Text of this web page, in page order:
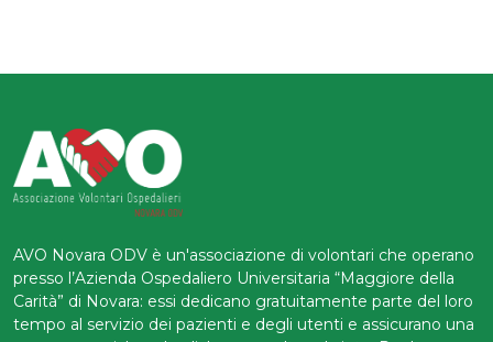
AVO Novara ODV è un'associazione di volontari che operano
presso l’Azienda Ospedaliero Universitaria “Maggiore della
Carità” di Novara: essi dedicano gratuitamente parte del loro
tempo al servizio dei pazienti e degli utenti e assicurano una